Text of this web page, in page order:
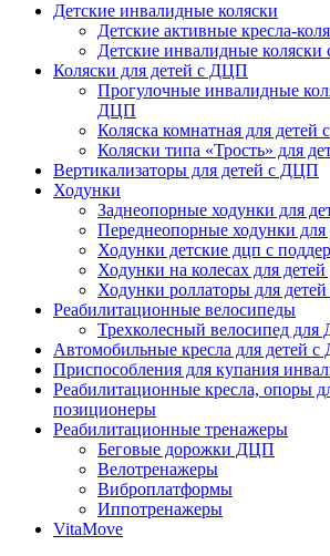
Детские инвалидные коляски
Детские активные кресла-
Детские инвалидные коляски
Коляски для детей с ДЦП
Прогулочные инвалидные
ДЦП
Коляска комнатная для
Коляски типа «Трость» для
Вертикализаторы для детей с ДЦП
Ходунки
Заднеопорные ходунки для
Переднеопорные ходунки для
Ходунки детские дцп с
Ходунки на колесах для
Ходунки роллаторы для
Реабилитационные велосипеды
Трехколесный велосипед
Автомобильные кресла для детей
Приспособления для купания
Реабилитационные кресла, опоры
позиционеры
Реабилитационные тренажеры
Беговые дорожки ДЦП
Велотренажеры
Виброплатформы
Иппотренажеры
VitaMove